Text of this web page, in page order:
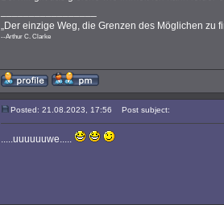
„Der einzige Weg, die Grenzen des Möglichen zu
--Arthur C. Clarke
Posted: 21.08.2023, 17:56 Post subject:
.....uuuuuuwe.....